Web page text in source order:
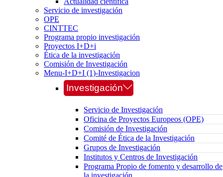
Servicio de investigación
OPE
CINTTEC
Programa propio investigación
Proyectos I+D+i
Ética de la investigación
Comisión de Investigación
Menu-I+D+I (1)-Investigacion
Investigación
Servicio de Investigación
Oficina de Proyectos Europeos (OPE)
Comisión de Investigación
Comité de Ética de la Investigación
Grupos de Investigación
Institutos y Centros de Investigación
Programa Propio de fomento y desarrollo de
la investigación